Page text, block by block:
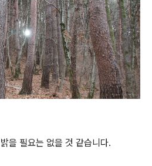
을 필요는 없을 것 같습니다.